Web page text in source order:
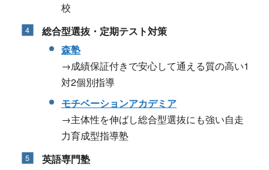
校
総合型選抜・定期テスト対策
森塾
→成績保証付きで安心して通える質の高い1
対2個別指導
モチベーションアカデミア
→主体性を伸ばし総合型選抜にも強い自走
力育成型指導塾
英語専門塾